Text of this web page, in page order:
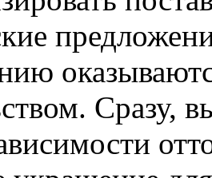
Сразу,